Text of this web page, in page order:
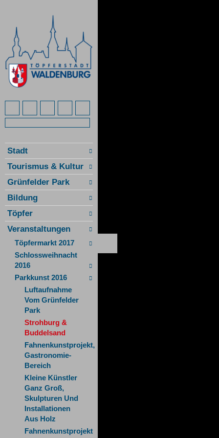
Stadt
Tourismus & Kultur
Grünfelder Park
Bildung
Töpfer
Veranstaltungen
Töpfermarkt 2017
Schlossweihnacht
2016
Parkkunst 2016
Luftaufnahme
Vom Grünfelder
Park
Strohburg &
Buddelsand
Fahnenkunstprojekt,
Gastronomie-
Bereich
Kleine Künstler
Ganz Groß,
Skulpturen Und
Installationen
Aus Holz
Fahnenkunstprojekt